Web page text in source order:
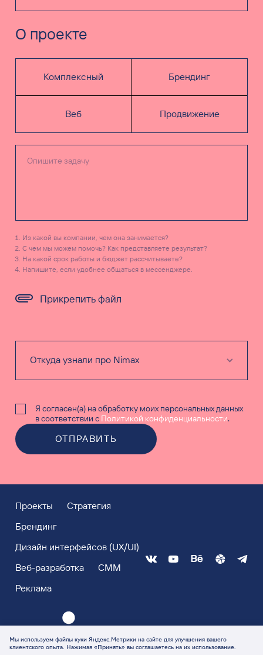
О проекте
Комплексный Брендинг
Веб Продвижение
Прикрепить файл
Из какой вы компании, чем она занимается?
С чем мы можем помочь? Как представляете результат?
На какой срок работы и бюджет рассчитываете?
Напишите, если удобнее общаться в мессенджере.
Я согласен(а) на обработку моих персональных данных
в соответствии с Политикой конфиденциальности.
ОТПРАВИТЬ
Проекты
Стратегия
Брендинг
Дизайн интерфейсов (UX/UI)
Веб-разработка
СММ
Реклама
Мы используем файлы куки Яндекс.Метрики на сайте для улучшения вашего
клиентского опыта. Нажимая «Принять» вы соглашаетесь на их использование.